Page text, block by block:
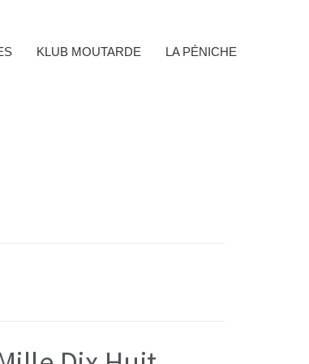
LA PÉNICHE
KLUB MOUTARDE